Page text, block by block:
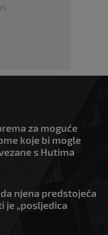
za moguće
koje bi mogle
s Hutima
njena predstojeća
je „posljedica